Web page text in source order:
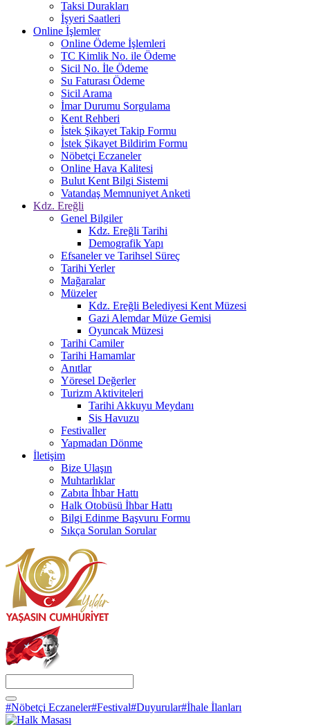
Taksi Durakları
İşyeri Saatleri
Online İşlemler
Online Ödeme İşlemleri
TC Kimlik No. ile Ödeme
Sicil No. İle Ödeme
Su Faturası Ödeme
Sicil Arama
İmar Durumu Sorgulama
Kent Rehberi
İstek Şikayet Takip Formu
İstek Şikayet Bildirim Formu
Nöbetçi Eczaneler
Online Hava Kalitesi
Bulut Kent Bilgi Sistemi
Vatandaş Memnuniyet Anketi
Kdz. Ereğli
Genel Bilgiler
Kdz. Ereğli Tarihi
Demografik Yapı
Efsaneler ve Tarihsel Süreç
Tarihi Yerler
Mağaralar
Müzeler
Kdz. Ereğli Belediyesi Kent Müzesi
Gazi Alemdar Müze Gemisi
Oyuncak Müzesi
Tarihi Camiler
Tarihi Hamamlar
Anıtlar
Yöresel Değerler
Turizm Aktiviteleri
Tarihi Akkuyu Meydanı
Sis Havuzu
Festivaller
Yapmadan Dönme
İletişim
Bize Ulaşın
Muhtarlıklar
Zabıta İhbar Hattı
Halk Otobüsü İhbar Hattı
Bilgi Edinme Başvuru Formu
Sıkça Sorulan Sorular
#Nöbetçi Eczaneler#Festival#Duyurular#İhale İlanları